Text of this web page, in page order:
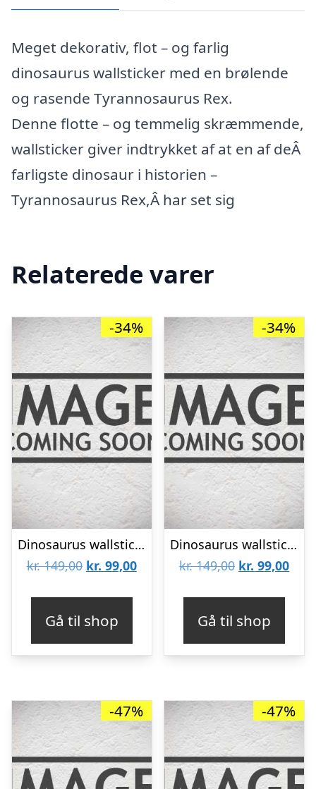
Meget dekorativ, flot – og farlig
dinosaurus wallsticker med en brølende
og rasende Tyrannosaurus Rex.
Denne flotte – og temmelig skræmmende,
wallsticker giver indtrykket af at en af deÂ
farligste dinosaur i historien –
Tyrannosaurus Rex,Â har set sig
Relaterede varer
-34%
Dinosaurus wallsticker. Revet hul i væggen. 90x50cm.
kr.149,00 Den
kr. 149,00.
kr. 99,00Den
kr. 99,00.
Gå til shop
-34%
Dinosaurus wallsticker. Velociraptor baby. 58x61cm.
kr.149,00 Den
kr. 149,00.
kr. 99,00Den
kr.
Gå til shop
-47% -47%